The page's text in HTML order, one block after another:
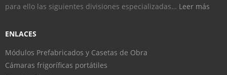
para ello las siguientes divisiones especializadas… Leer más
ENLACES
Módulos Prefabricados y Casetas de Obra
Cámaras frigoríficas portátiles